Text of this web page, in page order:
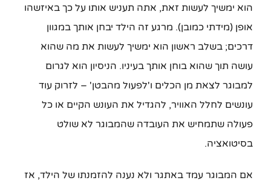
הוא ימשיך לעשות זאת, אתה תעניש אותו על כך באיזשהו
אופן (מידתי כמובן). מרגע זה הילד יבחן אותך במגוון
דרכים; בשלב ראשון הוא ימשיך לעשות את מה שהוא
עושה תוך שהוא בוחן אותך בעיניו. הניסיון הוא לגרום
למבוגר לצאת מן הכלים ו'לפעול מהבטן' – לזרוק עוד
עונשים לחלל האוויר, להגדיל את העונש הקיים או כל
פעולה שתמחיש את העובדה שהמבוגר לא שולט
בסיטואציה.
אם המבוגר עמד באתגר ולא נענה להזמנתו של הילד, אז